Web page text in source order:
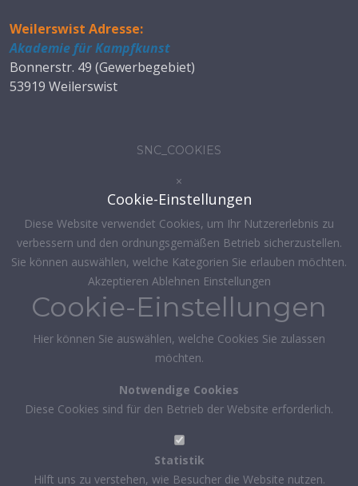
Weilerswist Adresse:
Akademie für Kampfkunst
Bonnerstr. 49 (Gewerbegebiet)
53919 Weilerswist
SNC_COOKIES
×
Cookie-Einstellungen
Diese Website verwendet Cookies, um Ihr Nutzererlebnis zu
verbessern und den ordnungsgemäßen Betrieb sicherzustellen.
Sie können auswählen, welche Kategorien Sie erlauben möchten.
Akzeptieren Ablehnen Einstellungen
Cookie-Einstellungen
Hier können Sie auswählen, welche Cookies Sie zulassen
möchten.
Notwendige Cookies
Diese Cookies sind für den Betrieb der Website erforderlich.
Statistik
Hilft uns zu verstehen, wie Besucher die Website nutzen.